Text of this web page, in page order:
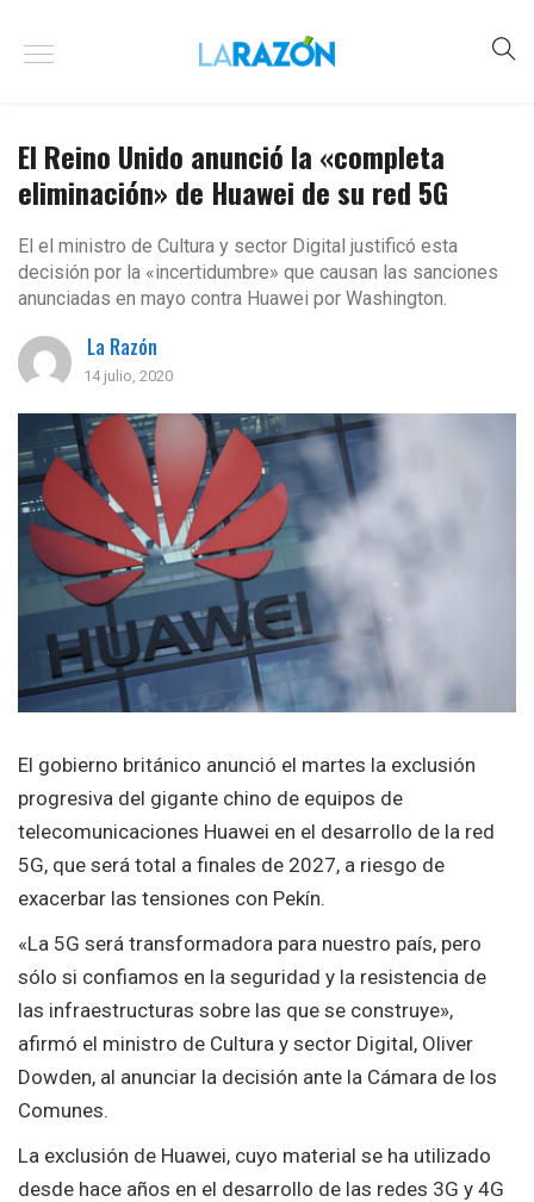
El Reino Unido anunció la «completa
eliminación» de Huawei de su red 5G
El el ministro de Cultura y sector Digital justificó esta
decisión por la «incertidumbre» que causan las sanciones
anunciadas en mayo contra Huawei por Washington.
La Razón
14 julio, 2020
El gobierno británico anunció el martes la exclusión
progresiva del gigante chino de equipos de
telecomunicaciones Huawei en el desarrollo de la red
5G, que será total a finales de 2027, a riesgo de
exacerbar las tensiones con Pekín.
«La 5G será transformadora para nuestro país, pero
sólo si confiamos en la seguridad y la resistencia de
las infraestructuras sobre las que se construye»,
afirmó el ministro de Cultura y sector Digital, Oliver
Dowden, al anunciar la decisión ante la Cámara de los
Comunes.
La exclusión de Huawei, cuyo material se ha utilizado
desde hace años en el desarrollo de las redes 3G y 4G